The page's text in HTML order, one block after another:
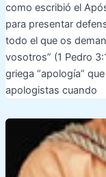
como escribió el
para presentar
todo el que os
vosotros” (1 Pedro
griega “apología”
apologistas cuando